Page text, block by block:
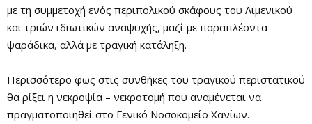
με τη συμμετοχή ενός περιπολικού σκάφους του Λιμενικού
και τριών ιδιωτικών αναψυχής, μαζί με παραπλέοντα
ψαράδικα, αλλά με τραγική κατάληξη.
Περισσότερο φως στις συνθήκες του τραγικού περιστατικού
θα ρίξει η νεκροψία – νεκροτομή που αναμένεται να
πραγματοποιηθεί στο Γενικό Νοσοκομείο Χανίων.